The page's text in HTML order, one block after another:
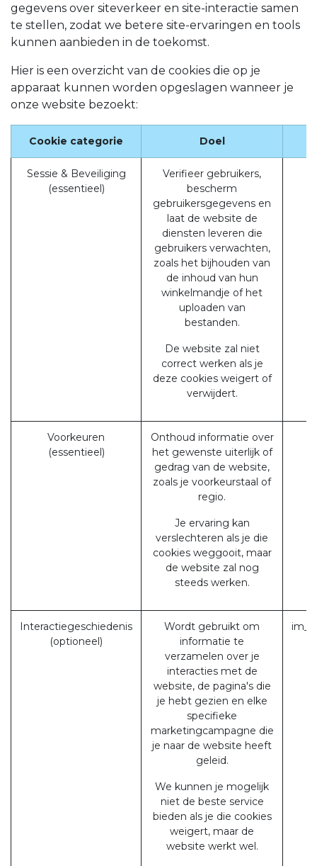
gegevens over siteverkeer en site-interactie samen
te stellen, zodat we betere site-ervaringen en tools
kunnen aanbieden in de toekomst.
Hier is een overzicht van de cookies die op je
apparaat kunnen worden opgeslagen wanneer je
onze website bezoekt:
Cookie categorie Doel
Sessie & Beveiliging
(essentieel)
Verifieer gebruikers,
bescherm
gebruikersgegevens en
laat de website de
diensten leveren die
gebruikers verwachten,
zoals het bijhouden van
de inhoud van hun
winkelmandje of het
uploaden van
bestanden.
De website zal niet
correct werken als je
deze cookies weigert of
verwijdert.
Voorkeuren
(essentieel)
Onthoud informatie over
het gewenste uiterlijk of
gedrag van de website,
zoals je voorkeurstaal of
regio.
Je ervaring kan
verslechteren als je die
cookies weggooit, maar
de website zal nog
steeds werken.
Interactiegeschiedenis
(optioneel)
Wordt gebruikt om
informatie te
verzamelen over je
interacties met de
website, de pagina's die
je hebt gezien en elke
specifieke
marketingcampagne die
je naar de website heeft
geleid.
We kunnen je mogelijk
niet de beste service
bieden als je die cookies
weigert, maar de
website werkt wel.